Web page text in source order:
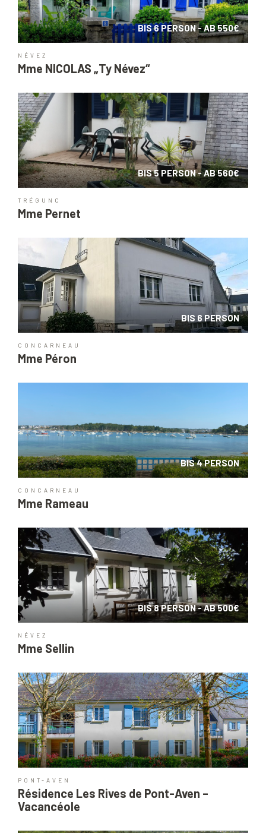
BIS 6 PERSON - AB 550€
NÉVEZ
Mme NICOLAS „Ty Névez“
BIS 5 PERSON - AB 560€
TRÉGUNC
Mme Pernet
BIS 6 PERSON
CONCARNEAU
Mme Péron
BIS 4 PERSON
CONCARNEAU
Mme Rameau
BIS 8 PERSON - AB 500€
NÉVEZ
Mme Sellin
PONT-AVEN
Résidence Les Rives de Pont-Aven –
Vacancéole